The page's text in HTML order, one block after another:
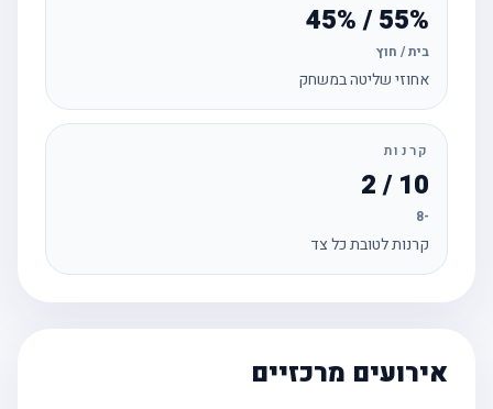
55% / 45%
בית / חוץ
אחוזי שליטה במשחק
קרנות
10 / 2
קרנות לטובת כל צד
אירועים מרכזיים